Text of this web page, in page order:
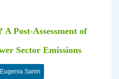
Post-Assessment of
Sector Emissions
Sanin